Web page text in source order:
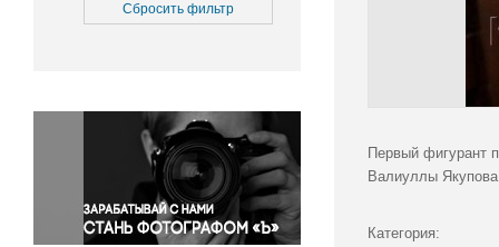
Медицина
Окружающая среда
Политика
Правосудие
Происшествия и конфликты
Религия
Сбросить фильтр
Первый фигурант
Валиуллы
Категория: